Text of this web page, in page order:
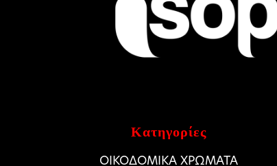
Κατηγορίες
ΟΙΚΟΔΟΜΙΚΑ ΧΡΩΜΑΤΑ